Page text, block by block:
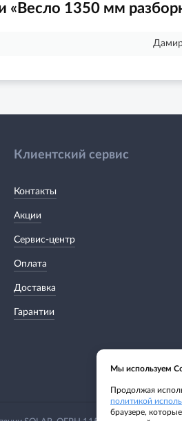
«Весло 1350 мм
Клиентский сервис
Контакты
Акции
Сервис-центр
Оплата
Доставка
Гарантии
Мы используем
Продолжая
политикой
браузере,